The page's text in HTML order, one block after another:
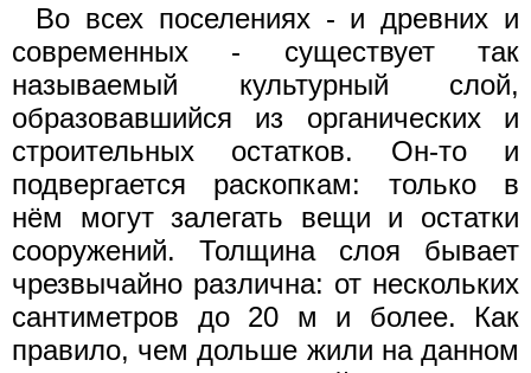
Во всех поселениях - и древних и
современных - существует так
называемый культурный слой,
образовавшийся из органических и
строительных остатков. Он-то и
подвергается раскопкам: только в
нём могут залегать вещи и остатки
сооружений. Толщина слоя бывает
чрезвычайно различна: от нескольких
сантиметров до 20 м и более. Как
правило, чем дольше жили на данном